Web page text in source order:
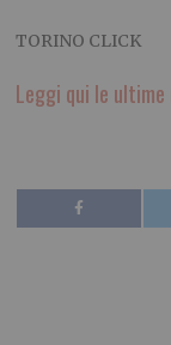
TORINO CLICK
Leggi qui le